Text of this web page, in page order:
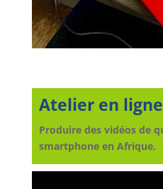
Atelier en ligne
Produire des vidéos de
smartphone en Afrique.